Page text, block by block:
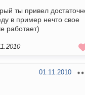
ты привел
в пример нечто свое
работает)
01.11.2010